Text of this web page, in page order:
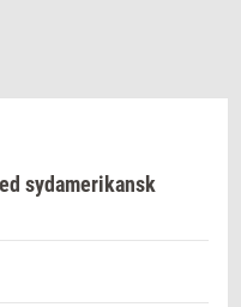
sydamerikansk